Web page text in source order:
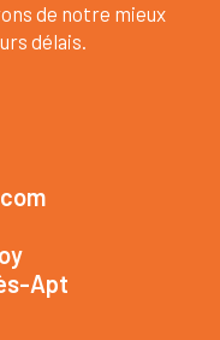
de notre mieux
délais.
Apt